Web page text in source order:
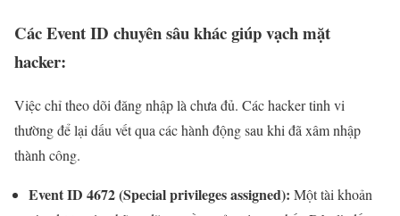
Các Event ID chuyên sâu khác giúp vạch mặt
hacker:
Việc chỉ theo dõi đăng nhập là chưa đủ. Các hacker tinh vi
thường để lại dấu vết qua các hành động sau khi đã xâm nhập
thành công.
Event ID 4672 (Special privileges assigned): Một tài khoản